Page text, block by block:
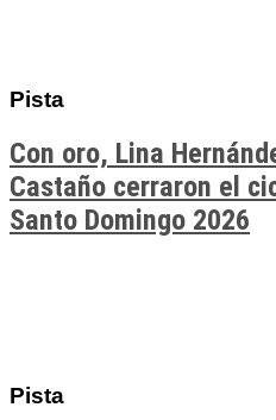
Pista
Con oro, Lina
Castaño cerraron el
Santo Domingo 2026
Pista